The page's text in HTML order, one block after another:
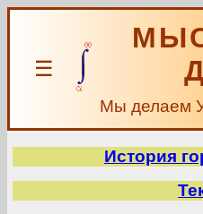
☰
Мы делаем
История